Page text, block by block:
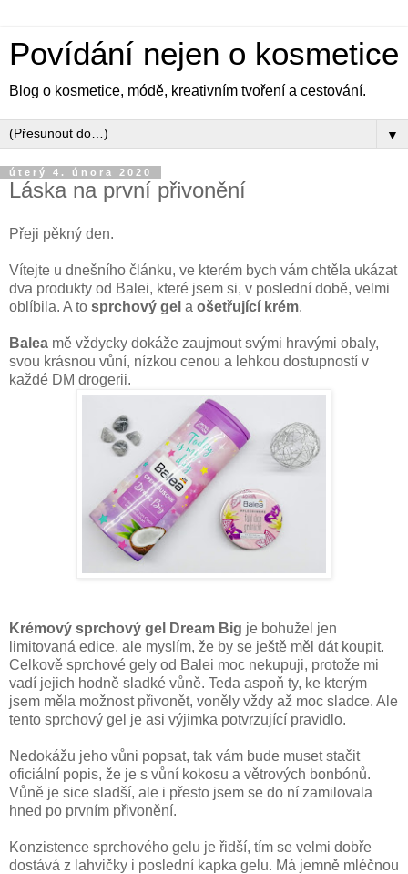
Povídání nejen o kosmetice
Blog o kosmetice, módě, kreativním tvoření a cestování.
▼
úterý 4. února 2020
Láska na první přivonění
Přeji pěkný den.
Vítejte u dnešního článku, ve kterém bych vám chtěla ukázat
dva produkty od Balei, které jsem si, v poslední době, velmi
oblíbila. A to sprchový gel a ošetřující krém.
Balea mě vždycky dokáže zaujmout svými hravými obaly,
svou krásnou vůní, nízkou cenou a lehkou dostupností v
každé DM drogerii.
Krémový sprchový gel Dream Big je bohužel jen
limitovaná edice, ale myslím, že by se ještě měl dát koupit.
Celkově sprchové gely od Balei moc nekupuji, protože mi
vadí jejich hodně sladké vůně. Teda aspoň ty, ke kterým
jsem měla možnost přivonět, voněly vždy až moc sladce. Ale
tento sprchový gel je asi výjimka potvrzující pravidlo.
Nedokážu jeho vůni popsat, tak vám bude muset stačit
oficiální popis, že je s vůní kokosu a větrových bonbónů.
Vůně je sice sladší, ale i přesto jsem se do ní zamilovala
hned po prvním přivonění.
Konzistence sprchového gelu je řidší, tím se velmi dobře
dostává z lahvičky i poslední kapka gelu. Má jemně mléčnou